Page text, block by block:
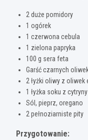
2 duże pomidory
1 ogórek
1 czerwona cebula
1 zielona papryka
100 g sera feta
Garść czarnych
2 łyżki oliwy z oliwek
1 łyżka soku z cytryny
Sól, pieprz, oregano
2 pełnoziarniste pity
Przygotowanie: